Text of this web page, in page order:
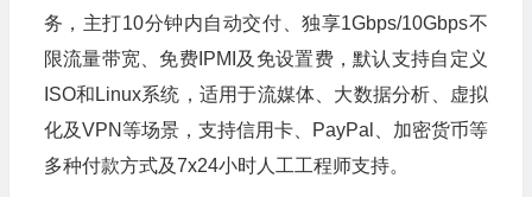
务，主打10分钟内自动交付、独享1Gbps/10Gbps不
限流量带宽、免费IPMI及免设置费，默认支持自定义
ISO和Linux系统，适用于流媒体、大数据分析、虚拟
化及VPN等场景，支持信用卡、PayPal、加密货币等
多种付款方式及7x24小时人工工程师支持。